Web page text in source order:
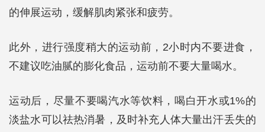
的伸展运动，缓解肌肉紧张和疲劳。
此外，进行强度稍大的运动前，2小时内不要进食，
不建议吃油腻的膨化食品，运动前不要大量喝水。
运动后，尽量不要喝汽水等饮料，喝白开水或1%的
淡盐水可以祛热消暑，及时补充人体大量出汗丢失的